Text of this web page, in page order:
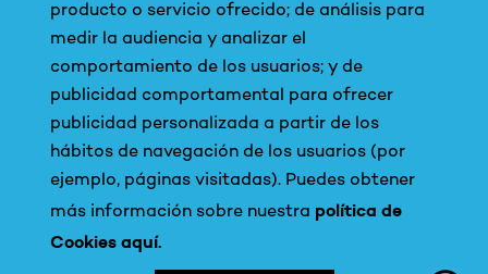
producto o servicio ofrecido; de análisis para
medir la audiencia y analizar el
comportamiento de los usuarios; y de
publicidad comportamental para ofrecer
publicidad personalizada a partir de los
hábitos de navegación de los usuarios (por
ejemplo, páginas visitadas). Puedes obtener
más información sobre nuestra política de
Cookies aquí.
Comunidad
Institución
Más